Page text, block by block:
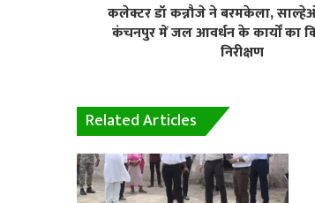
कलेक्टर डॉ कन्नौजे ने बरमकेला,
कंचनपुर में जल आवर्धन के कार्यों का
निरीक्षण
Related Articles